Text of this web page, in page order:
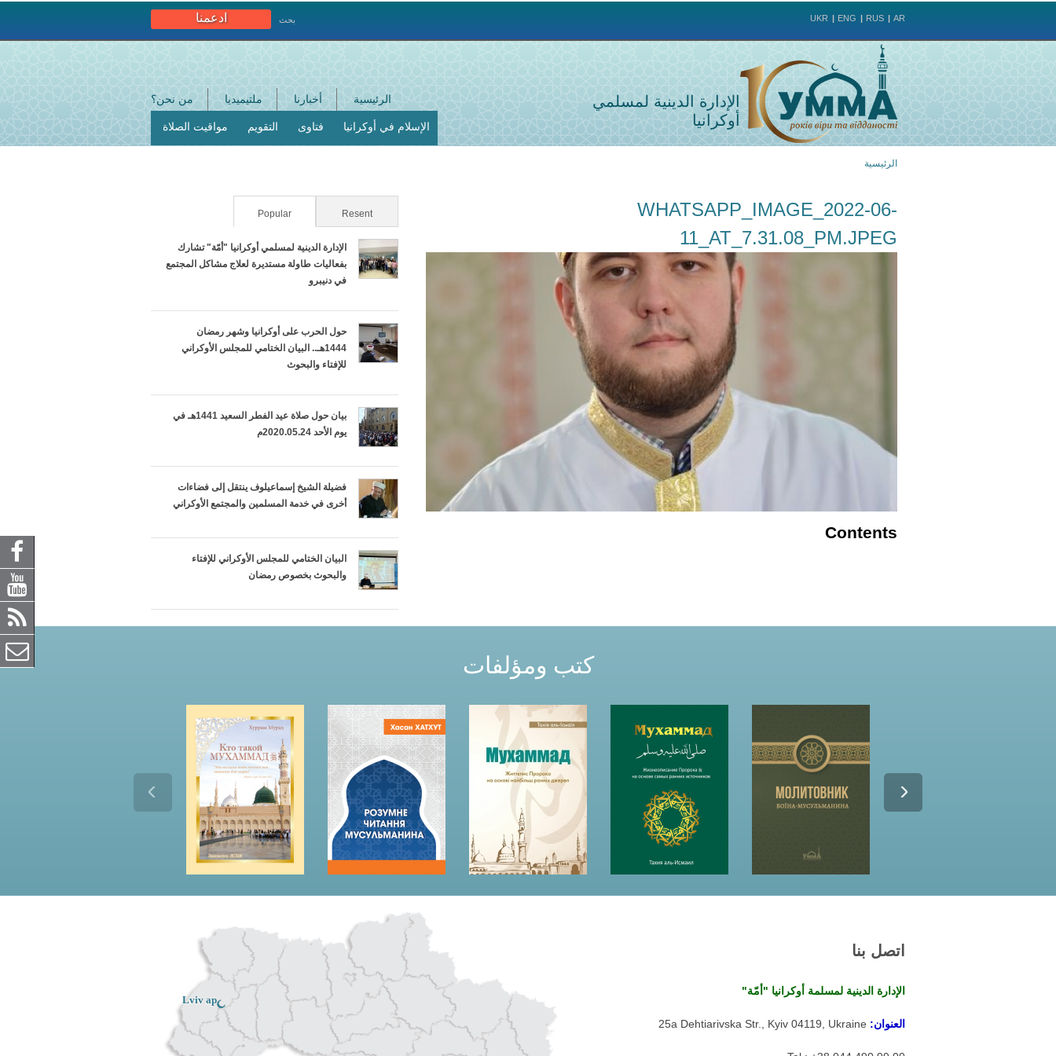
ادعمنا بحث UKR ENG RUS AR
الإدارة الدينية لمسلمي
أوكرانيا
الرئيسية أخبارنا ملتيميديا من نحن؟
الإسلام في أوكرانيا فتاوى التقويم مواقيت الصلاة
هنا
الرئيسية
WHATSAPP_IMAGE_2022-06-
11_AT_7.31.08_PM.JPEG
Contents
Resent
Popular
الإدارة الدينية لمسلمي أوكرانيا "أمّة" تشارك
بفعاليات طاولة مستديرة لعلاج مشاكل المجتمع
في دنيبرو
حول الحرب على أوكرانيا وشهر رمضان
1444هـ.. البيان الختامي للمجلس الأوكراني
للإفتاء والبحوث
بيان حول صلاة عيد الفطر السعيد 1441هـ في
يوم الأحد 2020.05.24م
فضيلة الشيخ إسماعيلوف ينتقل إلى فضاءات
أخرى في خدمة المسلمين والمجتمع الأوكراني
البيان الختامي للمجلس الأوكراني للإفتاء
والبحوث بخصوص رمضان
كتب ومؤلفات
Lviv ар
اتصل بنا
الإدارة الدينية لمسلمة أوكرانيا "أمّة"
العنوان: 25a Dehtiarivska Str., Kyiv 04119, Ukraine